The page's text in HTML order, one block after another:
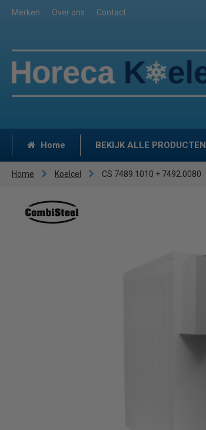
Merken Over ons Contact
Home BEKIJK ALLE PRODUCTEN
Home Koelcel CS 7489.1010 + 7492.0080